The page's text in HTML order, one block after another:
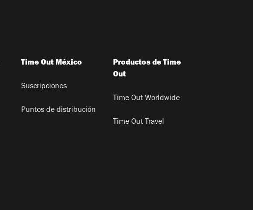
Time Out México
Suscripciones
Puntos de distribución
Productos de Time
Out
Time Out Worldwide
Time Out Travel